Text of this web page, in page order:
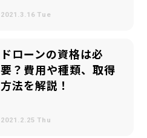
2021.3.16 Tue
ドローンの資格は必
要？費用や種類、取得
方法を解説！
2021.2.25 Thu